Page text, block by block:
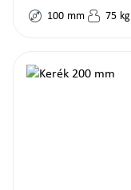
100 mm 75 kg